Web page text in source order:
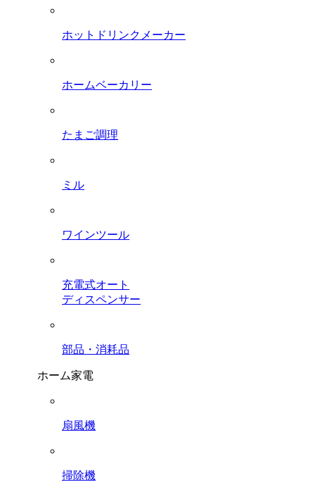
ホットドリンクメーカー
ホームベーカリー
たまご調理
ミル
ワインツール
充電式オート
ディスペンサー
部品・消耗品
ホーム家電
扇風機
掃除機